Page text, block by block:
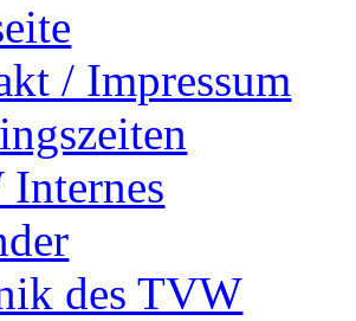
/ Impressum
des TVW